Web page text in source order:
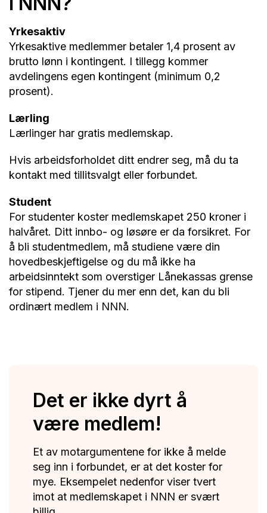
Yrkesaktiv
Yrkesaktive medlemmer betaler 1,4 prosent av
brutto lønn i kontingent. I tillegg kommer
avdelingens egen kontingent (minimum 0,2
prosent).
Lærling
Lærlinger har gratis medlemskap.
Hvis arbeidsforholdet ditt endrer seg, må du ta
kontakt med tillitsvalgt eller forbundet.
Student
For studenter koster medlemskapet 250 kroner i
halvåret. Ditt innbo- og løsøre er da forsikret. For
å bli studentmedlem, må studiene være din
hovedbeskjeftigelse og du må ikke ha
arbeidsinntekt som overstiger Lånekassas grense
for stipend. Tjener du mer enn det, kan du bli
ordinært medlem i NNN.
Det er ikke dyrt å
være medlem!
Et av motargumentene for ikke å melde
seg inn i forbundet, er at det koster for
mye. Eksempelet nedenfor viser tvert
imot at medlemskapet i NNN er svært